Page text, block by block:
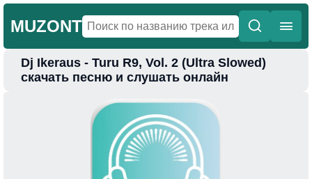
MUZONT
Главная
Dj Ikeraus - Turu R9, Vol. 2 (Ultra Slowed)
скачать песню и слушать онлайн